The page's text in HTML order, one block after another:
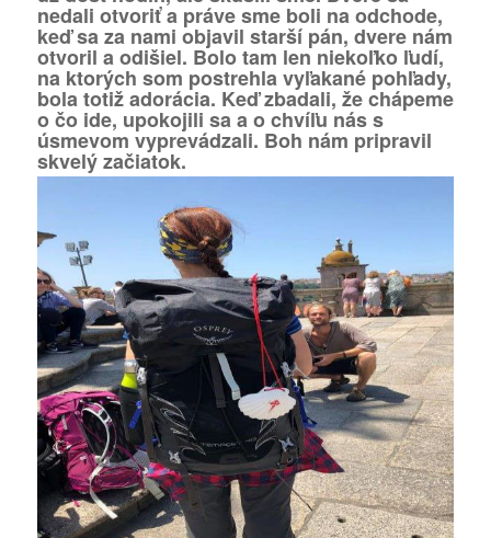
nedali otvoriť a práve sme boli na odchode,
keď sa za nami objavil starší pán, dvere nám
otvoril a odišiel. Bolo tam len niekoľko ľudí,
na ktorých som postrehla vyľakané pohľady,
bola totiž adorácia. Keď zbadali, že chápeme
o čo ide, upokojili sa a o chvíľu nás s
úsmevom vyprevádzali. Boh nám pripravil
skvelý začiatok.